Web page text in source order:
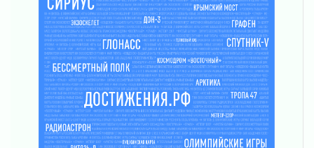
Ладожский мост полностью закроют на два
часа
03 августа 2026
Музеи Ленобласти обновляют пространства
03 августа 2026
Новая площадка: 2027
03 августа 2026
Часть медиков в Ленобласти сможет
рассчитывать на доплату от региона